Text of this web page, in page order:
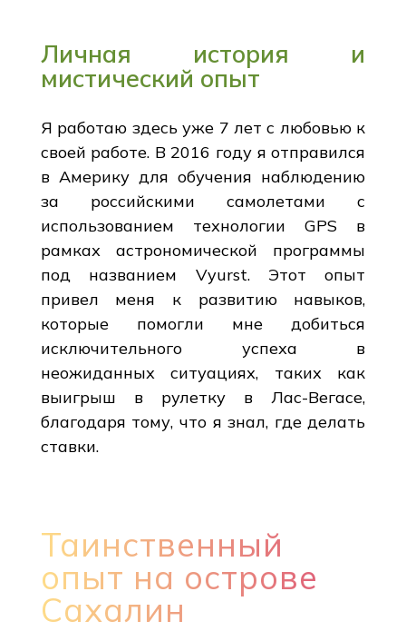
Личная история и
мистический опыт
Я работаю здесь уже 7 лет с любовью к
своей работе. В 2016 году я отправился
в Америку для обучения наблюдению
за российскими самолетами с
использованием технологии GPS в
рамках астрономической программы
под названием Vyurst. Этот опыт
привел меня к развитию навыков,
которые помогли мне добиться
исключительного успеха в
неожиданных ситуациях, таких как
выигрыш в рулетку в Лас-Вегасе,
благодаря тому, что я знал, где делать
ставки.
Таинственный
опыт на острове
Сахалин